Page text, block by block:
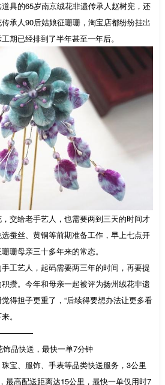
具的65岁南京绒花非遗传承人赵树宪，还
承人90后姑娘征珊珊，淘宝店都纷纷挂出
期已经排到了半年甚至一年后。
交给老手艺人，也需要两到三天的时间才
蚕丝、黄铜等前期准备工作，早上七点开
珊母亲三十多年来的常态。
工艺人，起码需要两三年的时间，再要提
攒。今年和母亲一起被评为扬州绒花非遗
得担子更重了，“后续得要想办法让更多看
。
品快送，最快一单7分钟
宝、服饰、手表等品类快送服务，3公里
最高配送距离达15公里，最快一单仅用时7